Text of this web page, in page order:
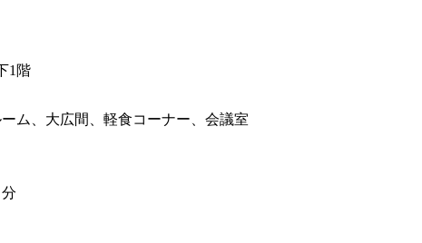
1階
ム、大広間、軽食コーナー、会議室